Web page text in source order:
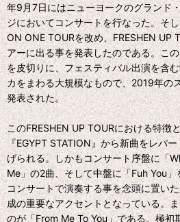
年9月7日にはニューヨークのグランド
ジにおいてコンサートを行なった。そ
ON ONE TOURを改め、FRESHEN UP
アーに出る事を発表したのである。こ
を皮切りに、フェスティバル出演を含
カをまわる大規模なもので、2019年の
発表された。
このFRESHEN UP TOURにおける特徴
『EGYPT STATION』から新曲をレパ
げられる。しかもコンサート序盤に「
Me」の2曲、そして中盤に「Fuh You
コンサートで演奏する事を念頭に置い
成の重要なアクセントとなっている。
のが「From Me To You」である。極初